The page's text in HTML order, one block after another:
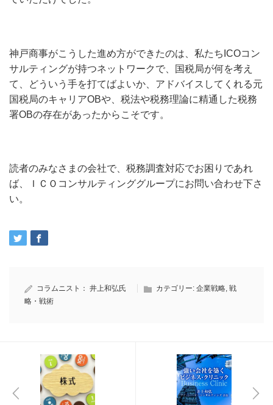
神戸商事がこうした進め方ができたのは、私たちICOコン
サルティングが持つネットワークで、国税局が何を考え
て、どういう手を打てばよいか、アドバイスしてくれる元
国税局のキャリアOBや、税法や税務理論に精通した税務
署OBの存在があったからこそです。
読者のみなさまの会社で、税務調査対応でお困りであれ
ば、ＩＣＯコンサルティンググループにお問い合わせ下さ
い。
コラムニスト： 井上和弘氏 カテゴリー: 企業戦略, 戦
略・戦術